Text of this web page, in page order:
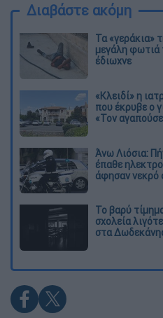
Διαβάστε ακόμη
Τα «γεράκια»
μεγάλη φωτιά
έδιωχνε
«Κλειδί» η
που έκρυβε ο
«Τον
Άνω Λιόσια:
έπαθε
άφησαν νεκρό
Το βαρύ
σχολεία
στα